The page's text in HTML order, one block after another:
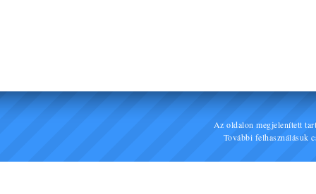
Az oldalon megjelenített
További felhasználásuk